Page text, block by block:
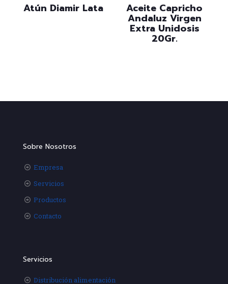
Atún Diamir Lata Aceite Capricho
Andaluz Virgen
Extra Unidosis
20Gr.
Sobre Nosotros
Empresa
Servicios
Productos
Contacto
Servicios
Distribución alimentación